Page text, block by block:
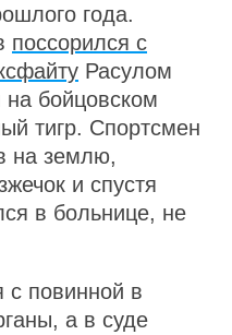
года.
поссорился с
Расулом
бойцовском
тигр. Спортсмен
на землю,
и спустя
в больнице, не
с повинной в
а в суде